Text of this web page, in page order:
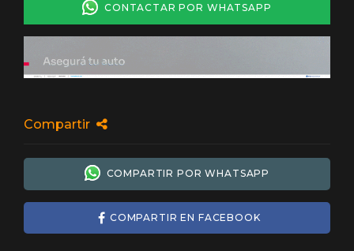
CONTACTAR POR WHATSAPP
Compartir
COMPARTIR POR WHATSAPP
COMPARTIR EN FACEBOOK